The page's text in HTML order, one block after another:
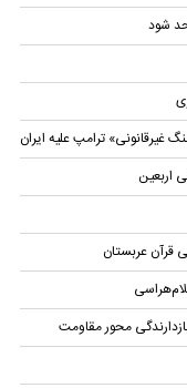
شود
غیرقانونی» ترامپ علیه ایران
محور مقاومت